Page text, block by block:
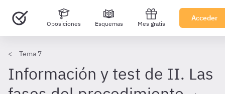
Oposiciones Esquemas Mes gratis
Acceder
Tema 7
Información y test de II. Las